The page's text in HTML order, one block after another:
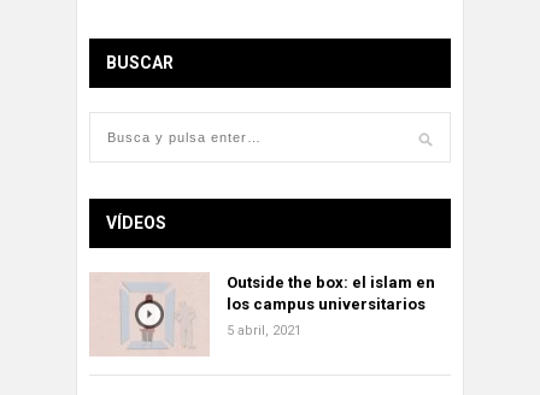
BUSCAR
VÍDEOS
Outside the box: el islam en
los campus universitarios
5 abril, 2021